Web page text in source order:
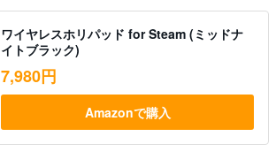
ワイヤレスホリパッド for Steam (ミッドナ
イトブラック)
7,980円
Amazonで購入